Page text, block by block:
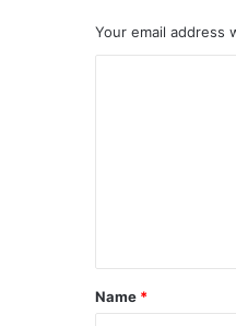
Your email address
Name *